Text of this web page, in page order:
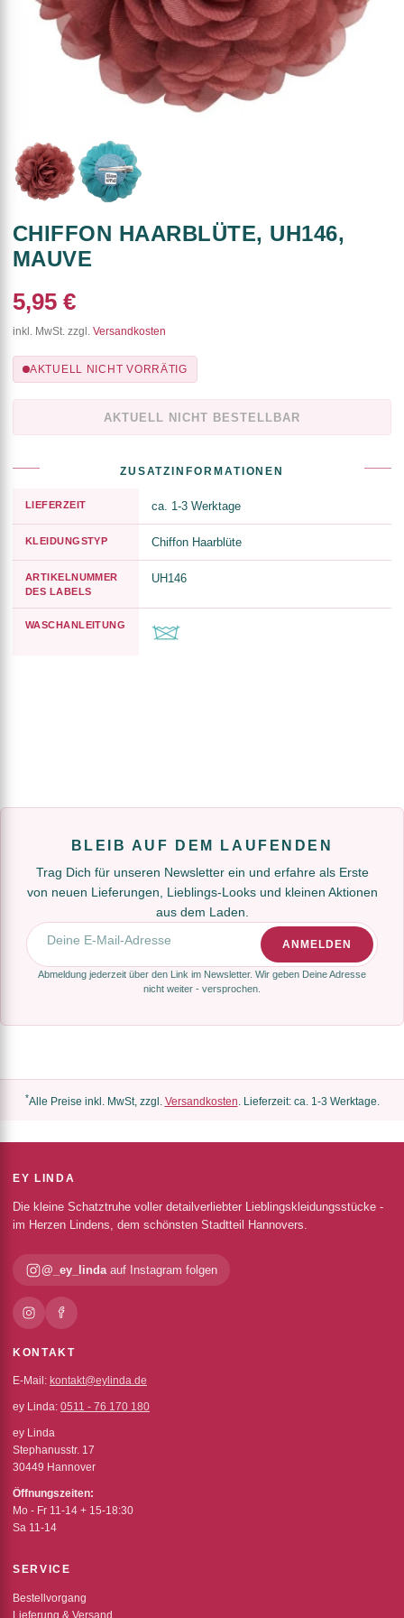
CHIFFON HAARBLÜTE, UH146,
MAUVE
5,95 €
inkl. MwSt. zzgl. Versandkosten
AKTUELL NICHT VORRÄTIG
AKTUELL NICHT BESTELLBAR
ZUSATZINFORMATIONEN
LIEFERZEIT ca. 1-3 Werktage
KLEIDUNGSTYP Chiffon Haarblüte
ARTIKELNUMMER
DES LABELS
UH146
WASCHANLEITUNG
BLEIB AUF DEM LAUFENDEN
Trag Dich für unseren Newsletter ein und erfahre als Erste
von neuen Lieferungen, Lieblings-Looks und kleinen Aktionen
aus dem Laden.
E-Mail-Adresse
ANMELDEN
Abmeldung jederzeit über den Link im Newsletter. Wir geben Deine Adresse
nicht weiter - versprochen.
*Alle Preise inkl. MwSt, zzgl. Versandkosten. Lieferzeit: ca. 1-3 Werktage.
EY LINDA
Die kleine Schatztruhe voller detailverliebter Lieblingskleidungsstücke -
im Herzen Lindens, dem schönsten Stadtteil Hannovers.
@_ey_lindaauf Instagram folgen
KONTAKT
E-Mail: kontakt@eylinda.de
ey Linda: 0511 - 76 170 180
ey Linda
Stephanusstr. 17
30449 Hannover
Öffnungszeiten:
Mo - Fr 11-14 + 15-18:30
Sa 11-14
SERVICE
Bestellvorgang
Lieferung & Versand